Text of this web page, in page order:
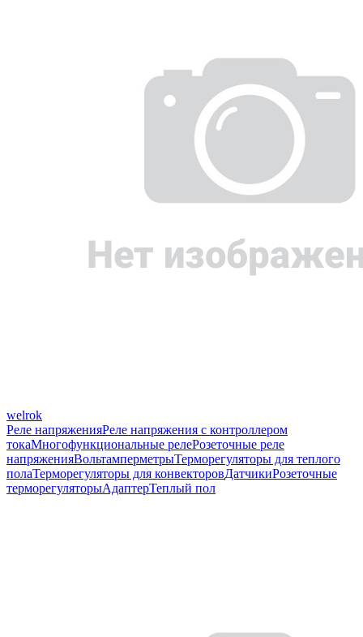
welrok
Реле напряженияРеле напряжения с контроллером
токаМногофункциональные релеРозеточные реле
напряженияВольтамперметрыТерморегуляторы для теплого
полаТерморегуляторы для конвекторовДатчикиРозеточные
терморегуляторыАдаптерТеплый пол